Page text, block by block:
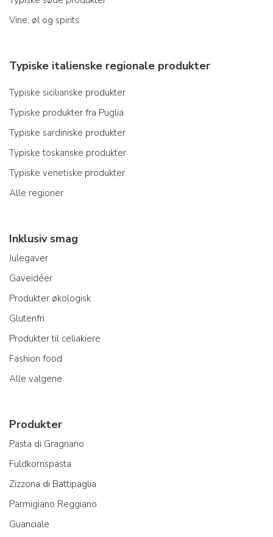
Vine, øl og spirits
Typiske italienske regionale produkter
Typiske sicilianske produkter
Typiske produkter fra Puglia
Typiske sardiniske produkter
Typiske toskanske produkter
Typiske venetiske produkter
Alle regioner
Inklusiv smag
Julegaver
Gaveidéer
Produkter økologisk
Glutenfri
Produkter til celiakiere
Fashion food
Alle valgene
Produkter
Pasta di Gragnano
Fuldkornspasta
Zizzona di Battipaglia
Parmigiano Reggiano
Guanciale